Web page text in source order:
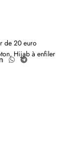
de 20 euro
, Hijab à enfiler